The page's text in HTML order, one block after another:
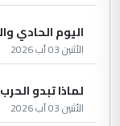
اليوم الحادي
الأثنين 03 آب 2026
لماذا تبدو
الأثنين 03 آب 2026